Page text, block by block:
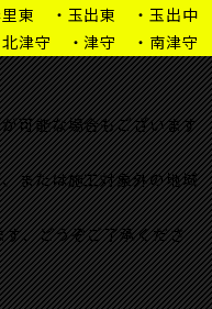
東 ・玉出東 ・玉出中
津守 ・津守 ・南津守
可能な場合もございます
または施工対象外の地域
、どうぞご了承くださ